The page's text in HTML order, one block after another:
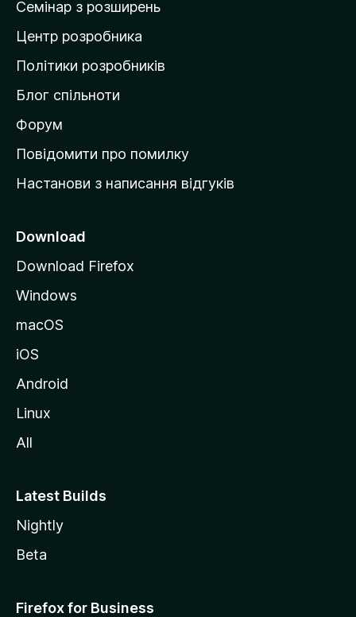
а
д
о
і
в
к
M
z
l
l
Семінар з розширень
Центр розробника
Політики розробників
Блог спільноти
Форум
Повідомити про помилку
Настанови з написання відгуків
Download
Download Firefox
Windows
macOS
iOS
Android
Linux
All
Latest Builds
Nightly
Beta
Firefox for Business